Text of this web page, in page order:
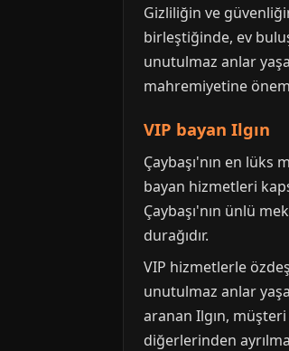
Gizliliğin ve
birleştiğinde, ev
unutulmaz anlar
mahremiyetine
VIP bayan Ilgın
Çaybaşı'nın en lüks
bayan hizmetleri
Çaybaşı'nın ünlü
durağıdır.
VIP hizmetlerle
unutulmaz anlar
aranan Ilgın,
diğerlerinden